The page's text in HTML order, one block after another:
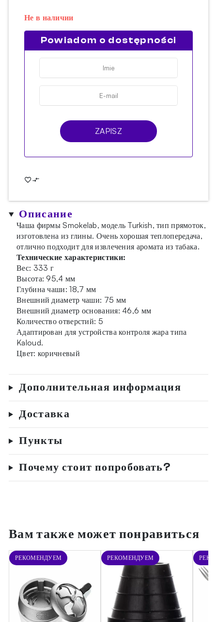
Не в наличии
Powiadom o dostępności
ZAPISZ
Описание
Чаша фирмы Smokelab, модель Turkish, тип прямоток,
изготовлена из глины. Очень хорошая теплопередача,
отлично подходит для извлечения аромата из табака.
Технические характеристики:
Вес: 333 г
Высота: 95,4 мм
Глубина чаши: 18,7 мм
Внешний диаметр чаши: 75 мм
Внешний диаметр основания: 46,6 мм
Количество отверстий: 5
Адаптирован для устройства контроля жара типа
Kaloud.
Цвет: коричневый
Дополнительная информация
Доставка
Пункты
Почему стоит попробовать?
Вам также может понравиться
РЕКОМЕНДУЕМ РЕКОМЕНДУЕМ